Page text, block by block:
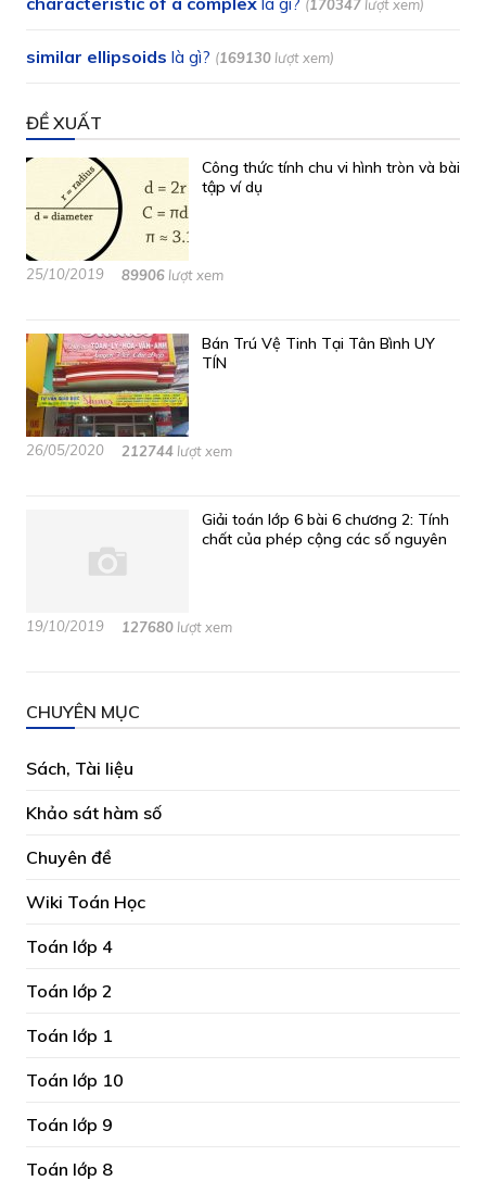
(170347 lượt xem)
similar ellipsoids là gì? (169130 lượt xem)
ĐỀ XUẤT
Công thức tính chu vi hình tròn và bài
tập ví dụ
25/10/2019 89906 lượt xem
Bán Trú Vệ Tinh Tại Tân Bình UY
TÍN
26/05/2020 212744 lượt xem
Giải toán lớp 6 bài 6 chương 2: Tính
chất của phép cộng các số nguyên
19/10/2019 127680 lượt xem
CHUYÊN MỤC
Sách, Tài liệu
Khảo sát hàm số
Chuyên đề
Wiki Toán Học
Toán lớp 4
Toán lớp 2
Toán lớp 1
Toán lớp 10
Toán lớp 9
Toán lớp 8